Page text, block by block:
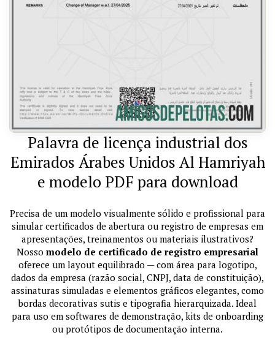
Palavra de licença industrial dos
Emirados Árabes Unidos Al Hamriyah
e modelo PDF para download
Precisa de um modelo visualmente sólido e profissional para
simular certificados de abertura ou registro de empresas em
apresentações, treinamentos ou materiais ilustrativos?
Nosso modelo de certificado de registro empresarial
oferece um layout equilibrado — com área para logotipo,
dados da empresa (razão social, CNPJ, data de constituição),
assinaturas simuladas e elementos gráficos elegantes, como
bordas decorativas sutis e tipografia hierarquizada. Ideal
para uso em softwares de demonstração, kits de onboarding
ou protótipos de documentação interna.